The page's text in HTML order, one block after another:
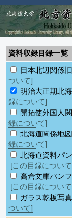
資料収録目録一覧
日本北辺関係
ついて]
明治大正期北
録について]
開拓使外国人
録について]
北海道関係地
録について]
北海道資料パ
[この目録につい
高倉文庫パン
[この目録につい
ガラス乾板写真
ついて]